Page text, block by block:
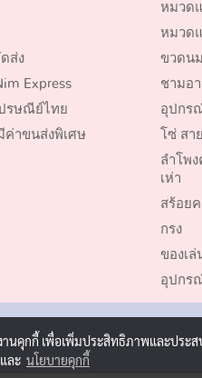
ส่ง
Express
รษณีย์ไทย
าขนส่งพิเศษ
หมวด
หมวด
ขวดน
ชามอ
อุปกร
โซ่ สา
ลำโพ
เห่า
สร้อย
กรง
ของเล่
อุปกร
านคุกกี้ เพื่อเพิ่มประสิทธิภาพและประ
และ นโยบายคุกกี้